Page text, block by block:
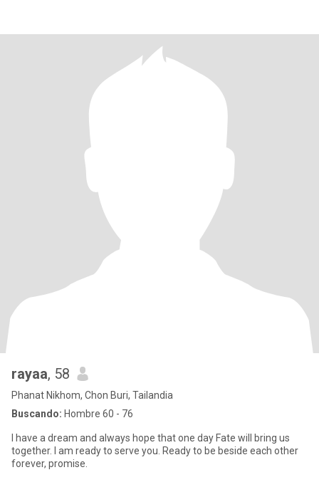
rayaa, 58
Phanat Nikhom, Chon Buri, Tailandia
Buscando: Hombre 60 - 76
I have a dream and always hope that one day Fate will bring us
together. I am ready to serve you. Ready to be beside each other
forever, promise.